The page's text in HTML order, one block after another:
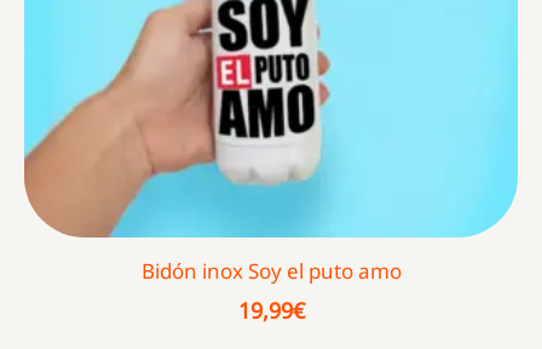
Bidón inox Soy el puto amo
19,99€